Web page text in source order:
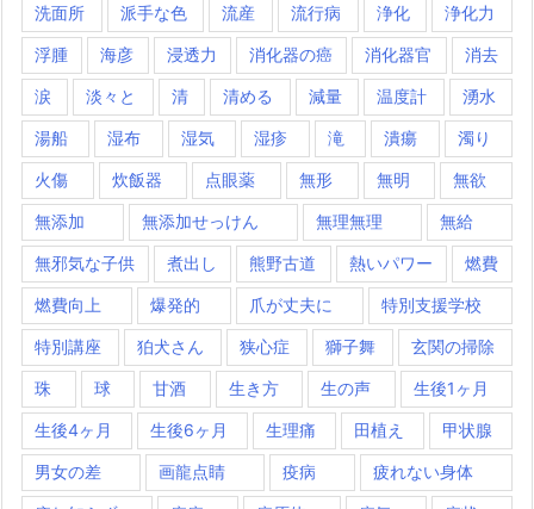
洗面所 派手な色 流産 流行病 浄化 浄化力
浮腫 海彦 浸透力 消化器の癌 消化器官 消去
涙 淡々と 清 清める 減量 温度計 湧水
湯船 湿布 湿気 湿疹 滝 潰瘍 濁り
火傷 炊飯器 点眼薬 無形 無明 無欲
無添加 無添加せっけん 無理無理 無給
無邪気な子供 煮出し 熊野古道 熱いパワー 燃費
燃費向上 爆発的 爪が丈夫に 特別支援学校
特別講座 狛犬さん 狭心症 獅子舞 玄関の掃除
珠 球 甘酒 生き方 生の声 生後1ヶ月
生後4ヶ月 生後6ヶ月 生理痛 田植え 甲状腺
男女の差 画龍点睛 疫病 疲れない身体